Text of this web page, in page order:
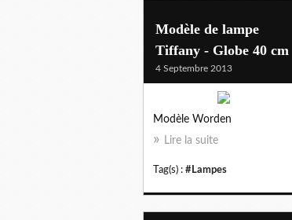
Modèle de lampe
Tiffany - Globe 40 cm
4 Septembre 2013
Modèle Worden
Lire la suite
Tag(s) : #Lampes